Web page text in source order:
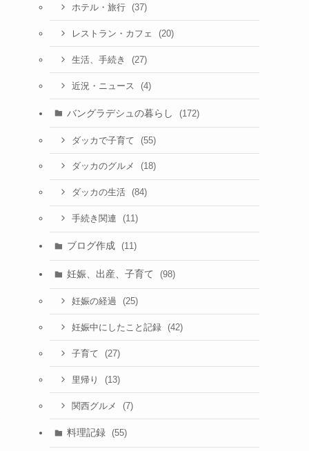
ホテル・旅行 (37)
レストラン・カフェ (20)
生活、手続き (27)
近況・ニュース (4)
バングラデシュの暮らし (172)
ダッカで子育て (55)
ダッカのグルメ (18)
ダッカの生活 (84)
手続き関連 (11)
ブログ作成 (11)
妊娠、出産、子育て (98)
妊娠の経過 (25)
妊娠中にしたこと記録 (42)
子育て (27)
里帰り (13)
関西グルメ (7)
料理記録 (55)